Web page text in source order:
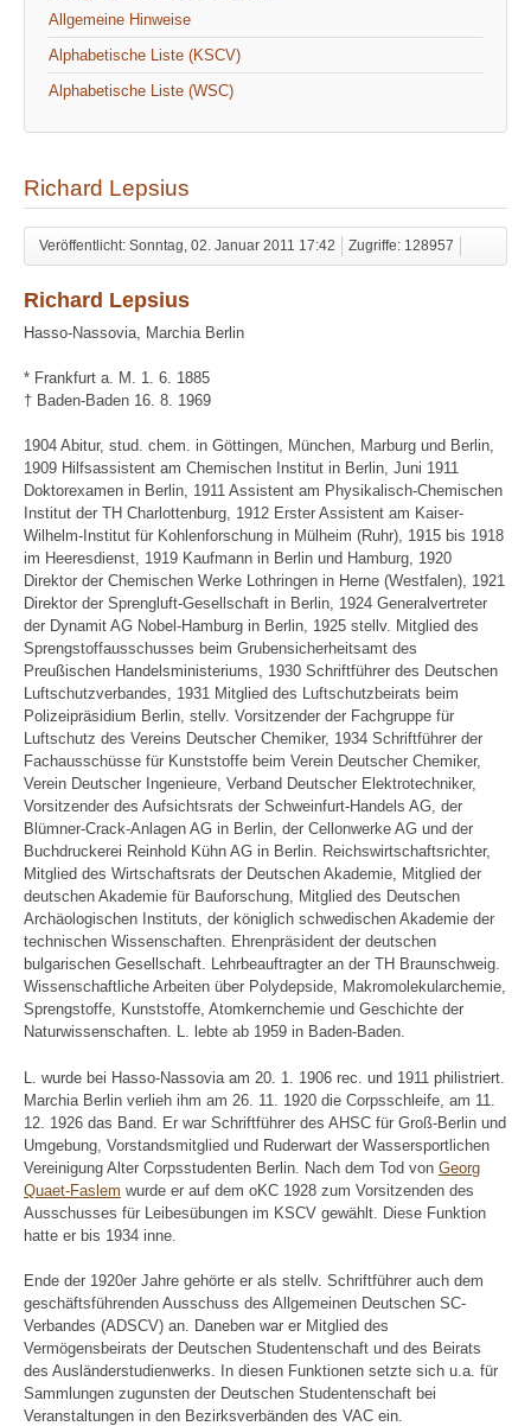
Allgemeine Hinweise
Alphabetische Liste (KSCV)
Alphabetische Liste (WSC)
Richard Lepsius
Veröffentlicht: Sonntag, 02. Januar 2011 17:42 Zugriffe: 128957
Richard Lepsius
Hasso-Nassovia, Marchia Berlin
* Frankfurt a. M. 1. 6. 1885
† Baden-Baden 16. 8. 1969
1904 Abitur, stud. chem. in Göttingen, München, Marburg und Berlin,
1909 Hilfsassistent am Chemischen Institut in Berlin, Juni 1911
Doktorexamen in Berlin, 1911 Assistent am Physikalisch-Chemischen
Institut der TH Charlottenburg, 1912 Erster Assistent am Kaiser-
Wilhelm-Institut für Kohlenforschung in Mülheim (Ruhr), 1915 bis 1918
im Heeresdienst, 1919 Kaufmann in Berlin und Hamburg, 1920
Direktor der Chemischen Werke Lothringen in Herne (Westfalen), 1921
Direktor der Sprengluft-Gesellschaft in Berlin, 1924 Generalvertreter
der Dynamit AG Nobel-Hamburg in Berlin, 1925 stellv. Mitglied des
Sprengstoffausschusses beim Grubensicherheitsamt des
Preußischen Handelsministeriums, 1930 Schriftführer des Deutschen
Luftschutzverbandes, 1931 Mitglied des Luftschutzbeirats beim
Polizeipräsidium Berlin, stellv. Vorsitzender der Fachgruppe für
Luftschutz des Vereins Deutscher Chemiker, 1934 Schriftführer der
Fachausschüsse für Kunststoffe beim Verein Deutscher Chemiker,
Verein Deutscher Ingenieure, Verband Deutscher Elektrotechniker,
Vorsitzender des Aufsichtsrats der Schweinfurt-Handels AG, der
Blümner-Crack-Anlagen AG in Berlin, der Cellonwerke AG und der
Buchdruckerei Reinhold Kühn AG in Berlin. Reichswirtschaftsrichter,
Mitglied des Wirtschaftsrats der Deutschen Akademie, Mitglied der
deutschen Akademie für Bauforschung, Mitglied des Deutschen
Archäologischen Instituts, der königlich schwedischen Akademie der
technischen Wissenschaften. Ehrenpräsident der deutschen
bulgarischen Gesellschaft. Lehrbeauftragter an der TH Braunschweig.
Wissenschaftliche Arbeiten über Polydepside, Makromolekularchemie,
Sprengstoffe, Kunststoffe, Atomkernchemie und Geschichte der
Naturwissenschaften. L. lebte ab 1959 in Baden-Baden.
L. wurde bei Hasso-Nassovia am 20. 1. 1906 rec. und 1911 philistriert.
Marchia Berlin verlieh ihm am 26. 11. 1920 die Corpsschleife, am 11.
12. 1926 das Band. Er war Schriftführer des AHSC für Groß-Berlin und
Umgebung, Vorstandsmitglied und Ruderwart der Wassersportlichen
Vereinigung Alter Corpsstudenten Berlin. Nach dem Tod von Georg
Quaet-Faslem wurde er auf dem oKC 1928 zum Vorsitzenden des
Ausschusses für Leibesübungen im KSCV gewählt. Diese Funktion
hatte er bis 1934 inne.
Ende der 1920er Jahre gehörte er als stellv. Schriftführer auch dem
geschäftsführenden Ausschuss des Allgemeinen Deutschen SC-
Verbandes (ADSCV) an. Daneben war er Mitglied des
Vermögensbeirats der Deutschen Studentenschaft und des Beirats
des Ausländerstudienwerks. In diesen Funktionen setzte sich u.a. für
Sammlungen zugunsten der Deutschen Studentenschaft bei
Veranstaltungen in den Bezirksverbänden des VAC ein.